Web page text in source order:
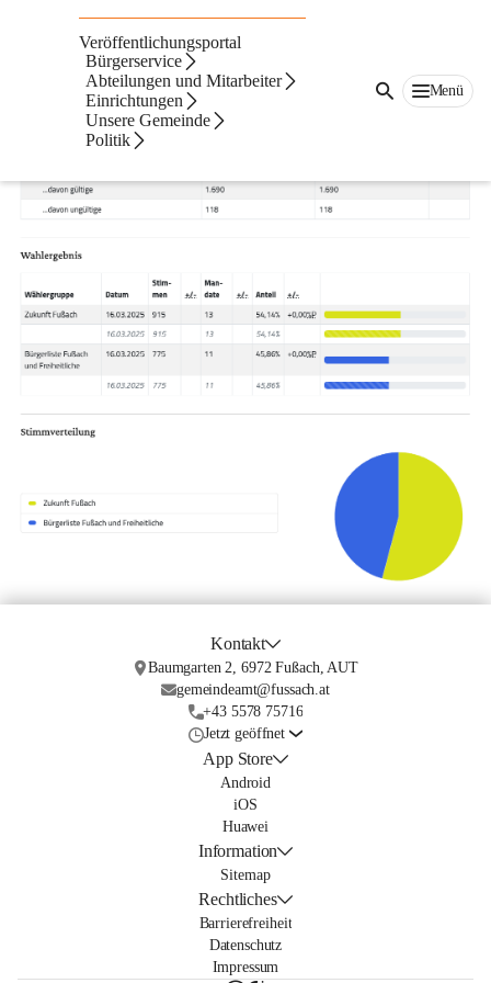
Veröffentlichungsportal
Bürgerservice
Abteilungen und Mitarbeiter
Einrichtungen
Unsere Gemeinde
Politik
Menü
Wahlergebnisse
Gemeindevertretungswahl 2025
Kontakt
Baumgarten 2, 6972 Fußach, AUT
gemeindeamt@fussach.at
+43 5578 75716
Jetzt geöffnet
App Store
Android
iOS
Huawei
Information
Sitemap
Rechtliches
Barrierefreiheit
Datenschutz
Impressum